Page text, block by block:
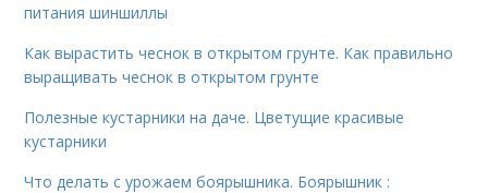
питания шиншиллы
Как вырастить чеснок в открытом грунте. Как правильно
выращивать чеснок в открытом грунте
Полезные кустарники на даче. Цветущие красивые
кустарники
Что делать с урожаем боярышника. Боярышник :